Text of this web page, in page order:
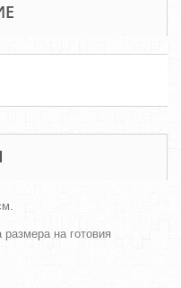
на готовия